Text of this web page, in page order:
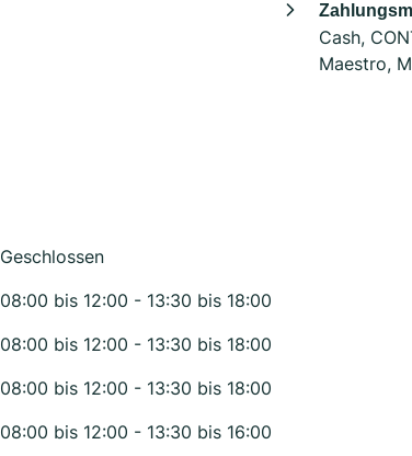
Cash,
Maestro,
Geschlossen
08:00 bis 12:00 - 13:30 bis 18:00
08:00 bis 12:00 - 13:30 bis 18:00
08:00 bis 12:00 - 13:30 bis 18:00
08:00 bis 12:00 - 13:30 bis 16:00